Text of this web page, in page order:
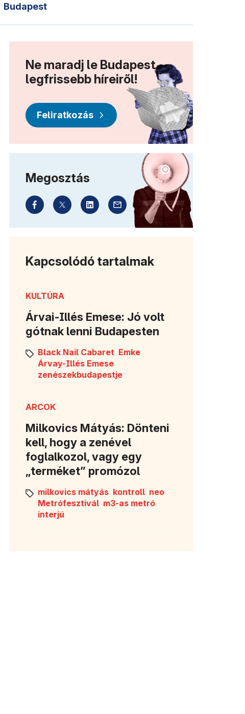
Budapest
Ne maradj le Budapest
legfrissebb híreiről!
Feliratkozás
Megosztás
Kapcsolódó tartalmak
KULTÚRA
Árvai-Illés Emese: Jó volt
gótnak lenni Budapesten
Black Nail Cabaret Emke
Árvay-Illés Emese
zenészekbudapestje
ARCOK
Milkovics Mátyás: Dönteni
kell, hogy a zenével
foglalkozol, vagy egy
„terméket” promózol
milkovics mátyás kontroll neo
Metrófesztivál m3-as metró
interjú